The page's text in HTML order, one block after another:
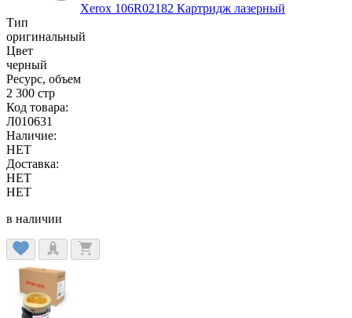
Xerox 106R02182 Картридж лазерный
Тип
оригинальный
Цвет
черный
Ресурс, объем
2 300 стр
Код товара:
Л010631
Наличие:
НЕТ
Доставка:
НЕТ
НЕТ
в наличии